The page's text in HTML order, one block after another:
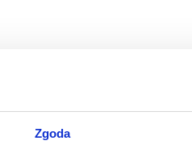
Zgoda
wydarzenie została